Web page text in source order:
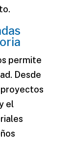
permite
Desde
el